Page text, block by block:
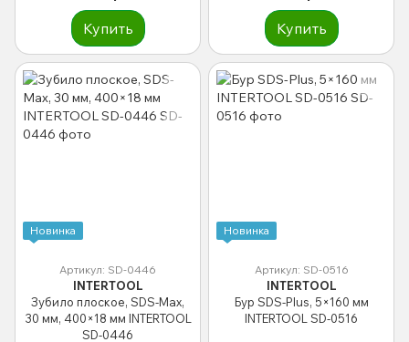
Купить Купить
Новинка
Артикул: SD-0446
INTERTOOL
Зубило плоское, SDS-Max,
30 мм, 400×18 мм INTERTOOL
SD-0446
Новинка
Артикул: SD-0516
INTERTOOL
Бур SDS-Plus, 5×160 мм
INTERTOOL SD-0516